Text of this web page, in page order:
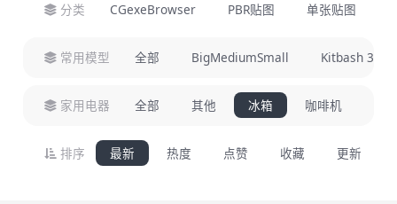
分类 CGexeBrowser PBR贴图 单张贴图
常用模型 全部 BigMediumSmall Kitbash 3D
家用电器 全部 其他 冰箱 咖啡机
排序 最新 热度 点赞 收藏 更新